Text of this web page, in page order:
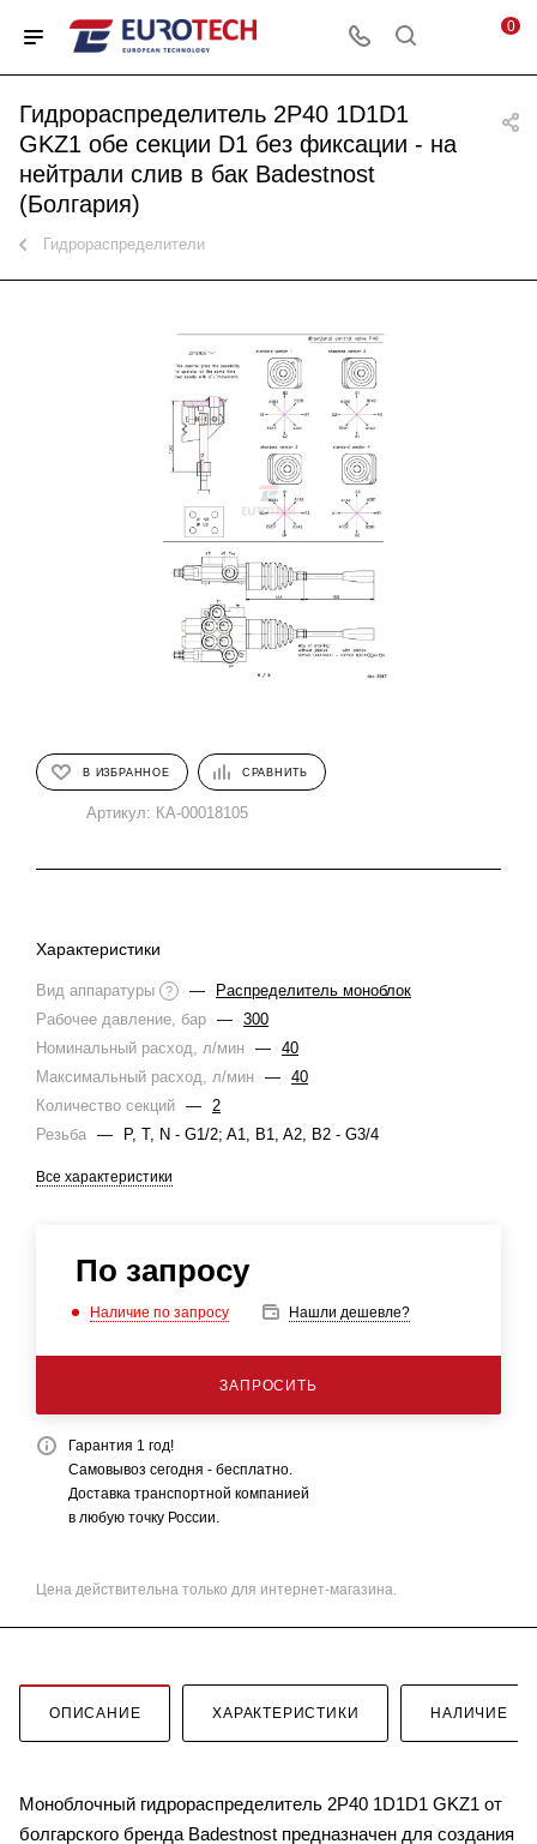
0
Гидрораспределитель 2P40 1D1D1
GKZ1 обе секции D1 без фиксации - на
нейтрали слив в бак Badestnost
(Болгария)
Гидрораспределители
В ИЗБРАННОЕ СРАВНИТЬ
Артикул: КА-00018105
Характеристики
Вид аппаратуры ? —
Распределитель моноблок
Рабочее давление, бар — 300
Номинальный расход, л/мин — 40
Максимальный расход, л/мин — 40
Количество секций — 2
Резьба — P, T, N - G1/2; A1, B1, A2, B2 - G3/4
Все характеристики
По запросу
Наличие по запросу Нашли дешевле?
ЗАПРОСИТЬ
Гарантия 1 год!
Самовывоз сегодня - бесплатно.
Доставка транспортной компанией
в любую точку России.
Цена действительна только для интернет-магазина.
ОПИСАНИЕ ХАРАКТЕРИСТИКИ НАЛИЧИЕ
Моноблочный гидрораспределитель 2P40 1D1D1 GKZ1 от
болгарского бренда Badestnost предназначен для создания